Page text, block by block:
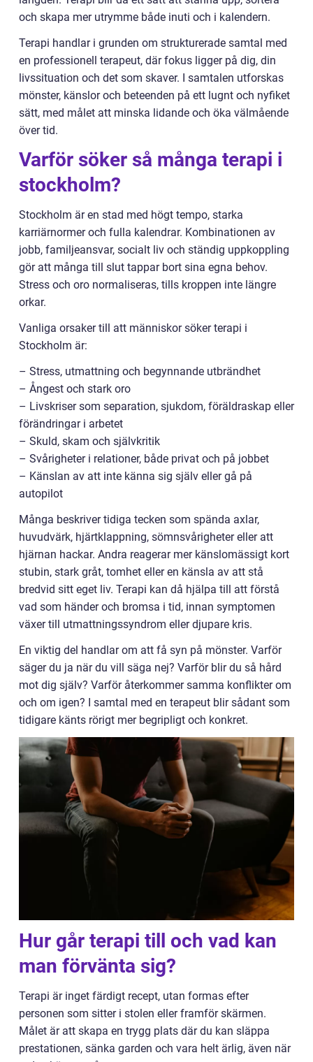
och skapa mer utrymme både inuti och i kalendern.
Terapi handlar i grunden om strukturerade samtal med
en professionell terapeut, där fokus ligger på dig, din
livssituation och det som skaver. I samtalen utforskas
mönster, känslor och beteenden på ett lugnt och nyfiket
sätt, med målet att minska lidande och öka välmående
över tid.
Varför söker så många terapi i
stockholm?
Stockholm är en stad med högt tempo, starka
karriärnormer och fulla kalendrar. Kombinationen av
jobb, familjeansvar, socialt liv och ständig uppkoppling
gör att många till slut tappar bort sina egna behov.
Stress och oro normaliseras, tills kroppen inte längre
orkar.
Vanliga orsaker till att människor söker terapi i
Stockholm är:
– Stress, utmattning och begynnande utbrändhet
– Ångest och stark oro
– Livskriser som separation, sjukdom, föräldraskap eller
förändringar i arbetet
– Skuld, skam och självkritik
– Svårigheter i relationer, både privat och på jobbet
– Känslan av att inte känna sig själv eller gå på
autopilot
Många beskriver tidiga tecken som spända axlar,
huvudvärk, hjärtklappning, sömnsvårigheter eller att
hjärnan hackar. Andra reagerar mer känslomässigt kort
stubin, stark gråt, tomhet eller en känsla av att stå
bredvid sitt eget liv. Terapi kan då hjälpa till att förstå
vad som händer och bromsa i tid, innan symptomen
växer till utmattningssyndrom eller djupare kris.
En viktig del handlar om att få syn på mönster. Varför
säger du ja när du vill säga nej? Varför blir du så hård
mot dig själv? Varför återkommer samma konflikter om
och om igen? I samtal med en terapeut blir sådant som
tidigare känts rörigt mer begripligt och konkret.
Hur går terapi till och vad kan
man förvänta sig?
Terapi är inget färdigt recept, utan formas efter
personen som sitter i stolen eller framför skärmen.
Målet är att skapa en trygg plats där du kan släppa
prestationen, sänka garden och vara helt ärlig, även när